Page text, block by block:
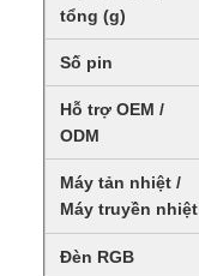
tổng (g)
Số pin
Hỗ trợ OEM /
ODM
Máy tản nhiệt /
Máy truyền nhiệt
Đèn RGB